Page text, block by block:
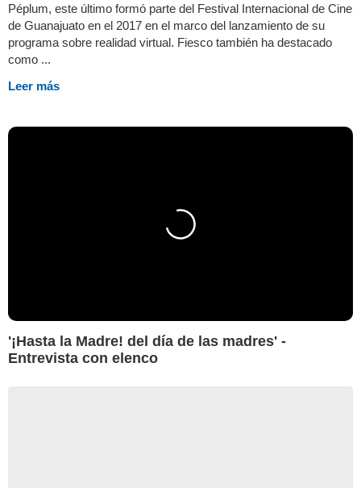
Péplum, este último formó parte del Festival Internacional de Cine
de Guanajuato en el 2017 en el marco del lanzamiento de su
programa sobre realidad virtual. Fiesco también ha destacado
como ...
Leer más
'¡Hasta la Madre! del día de las madres' -
Entrevista con elenco